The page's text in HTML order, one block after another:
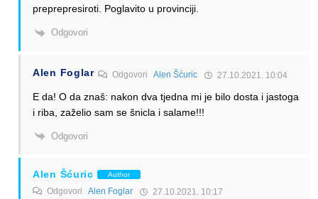
preprepresiroti. Poglavito u provinciji.
Odgovori
Alen Foglar Odgovori Alen Šćuric 27.10.2021. 10:04
E da! O da znaš: nakon dva tjedna mi je bilo dosta i jastoga
i riba, zaželio sam se šnicla i salame!!!
Odgovori
Alen Šćuric Author
Odgovori Alen Foglar 27.10.2021. 10:17